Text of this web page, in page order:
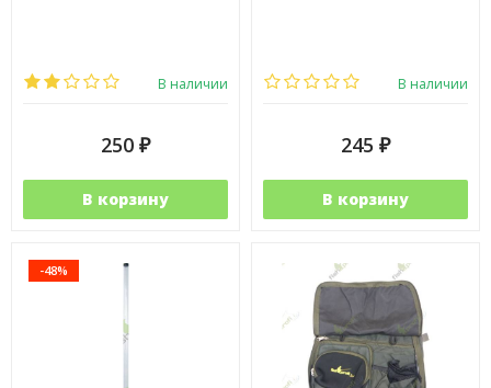
В наличии
250 ₽
В корзину
В наличии
245 ₽
В корзину
-48%